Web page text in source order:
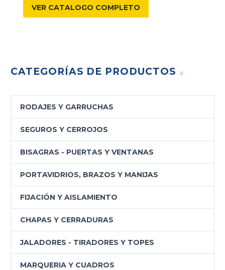
VER CATALOGO COMPLETO
CATEGORÍAS DE PRODUCTOS
RODAJES Y GARRUCHAS
SEGUROS Y CERROJOS
BISAGRAS - PUERTAS Y VENTANAS
PORTAVIDRIOS, BRAZOS Y MANIJAS
FIJACIÓN Y AISLAMIENTO
CHAPAS Y CERRADURAS
JALADORES - TIRADORES Y TOPES
MARQUERIA Y CUADROS